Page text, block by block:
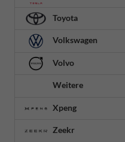
Toyota
Volkswagen
Volvo
Weitere
Xpeng
Zeekr